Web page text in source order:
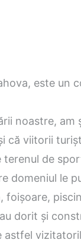
este un
noastre, am
că viitorii
terenul de
domeniul le
foişoare,
dorit şi